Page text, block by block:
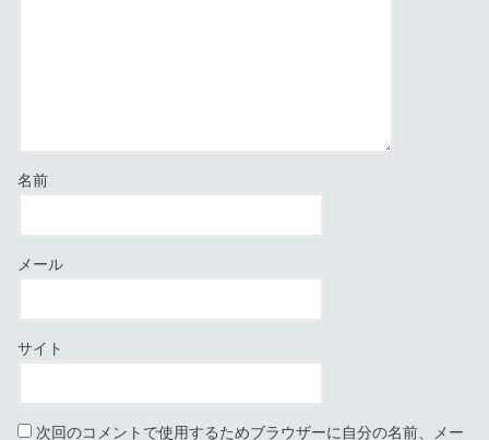
名前
メール
サイト
次回のコメントで使用するためブラウザーに自分の名前、メー